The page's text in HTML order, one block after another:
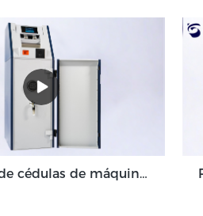
Validador de cédulas de máquina de depósito em dinheiro de alto volume para ambiente de back-office GDM-300